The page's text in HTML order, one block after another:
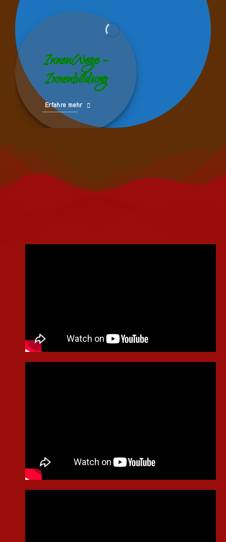
InnenWege –
Innenbildung
Erfahre mehr